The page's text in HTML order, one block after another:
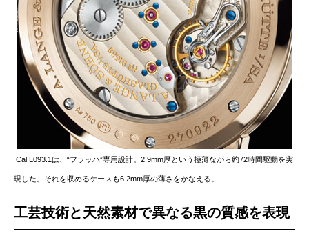
Cal.L093.1は、“フラッハ”専用設計。2.9mm厚という極薄ながら約72時間駆動を実
現した。それを収めるケースも6.2mm厚の薄さをかなえる。
工芸技術と天然素材で異なる黒の質感を表現